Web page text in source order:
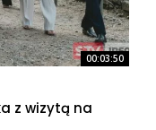
00:03:50
z wizytą na